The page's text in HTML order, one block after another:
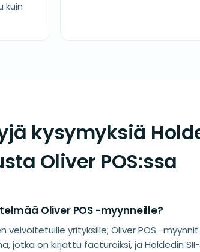
kuin
kysymyksiä
Oliver POS:ssa
Oliver POS -myynneille?
velvoitetuille yrityksille; Oliver POS -
jotka on kirjattu facturoiksi, ja Holdedin